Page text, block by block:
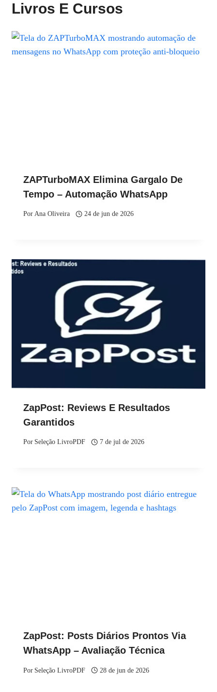
Livros E Cursos
ZAPTurboMAX Elimina Gargalo De
Tempo – Automação WhatsApp
PorAna Oliveira 24 de jun de 2026
ZapPost: Reviews E Resultados
Garantidos
Por Seleção LivroPDF 7 de jul de 2026
ZapPost: Posts Diários Prontos Via
WhatsApp – Avaliação Técnica
Por Seleção LivroPDF 28 de jun de 2026